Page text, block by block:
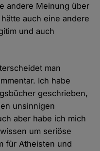
andere Meinung über
auch eine andere
und auch
man
Ich habe
geschrieben,
unsinnigen
aber habe ich mich
um seriöse
für Atheisten und